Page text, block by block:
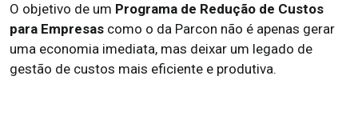
O objetivo de um Programa de Redução de Custos
para Empresas como o da Parcon não é apenas gerar
uma economia imediata, mas deixar um legado de
gestão de custos mais eficiente e produtiva.